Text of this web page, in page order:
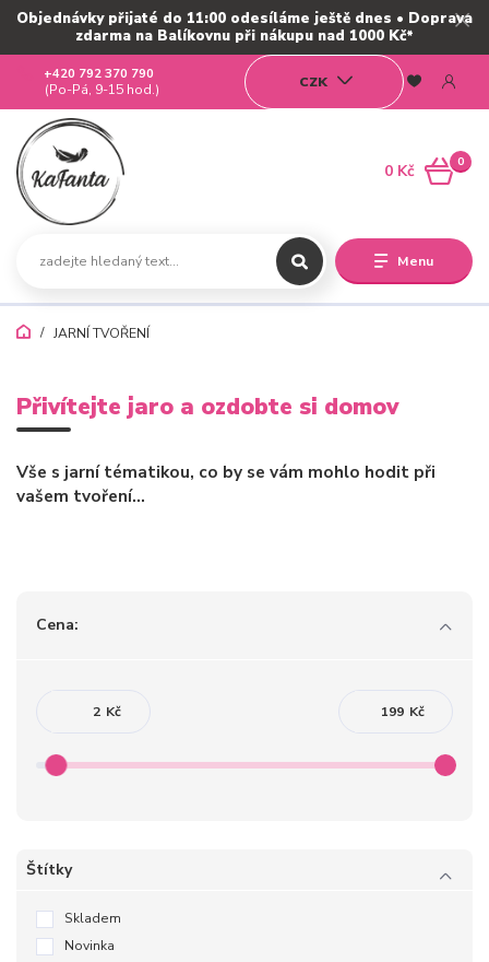
Objednávky přijaté do 11:00 odesíláme ještě dnes • Doprava
zdarma na Balíkovnu při nákupu nad 1000 Kč*
Menu
CZK
+420 792 370 790
(Po-Pá, 9-15 hod.)
0
0 Kč
JARNÍ TVOŘENÍ
Přivítejte jaro a ozdobte si domov
Vše s jarní tématikou, co by se vám mohlo hodit při
vašem tvoření...
Cena:
Kč Kč
Štítky
Skladem
Novinka